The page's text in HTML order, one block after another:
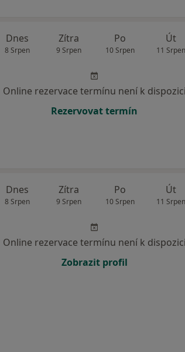
Dnes
8 Srpen
Zítra
9 Srpen
Po
10 Srpen
Út
11 Srpen
Online rezervace termínu není k dispozici
Rezervovat termín
Dnes
8 Srpen
Zítra
9 Srpen
Po
10 Srpen
Út
11 Srpen
Online rezervace termínu není k dispozici
Zobrazit profil